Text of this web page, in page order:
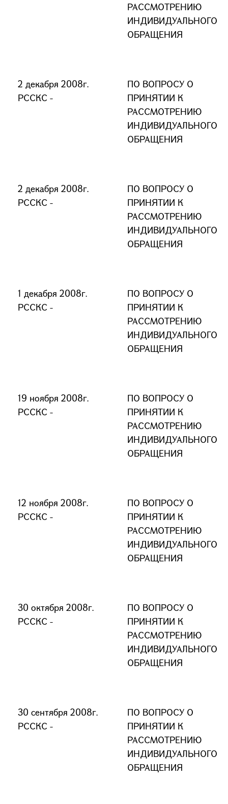
РАССМОТРЕНИЮ
ИНДИВИДУАЛЬНОГО
ОБРАЩЕНИЯ
2 декабря 2008г.
РССКС -
ПО ВОПРОСУ О
ПРИНЯТИИ К
РАССМОТРЕНИЮ
ИНДИВИДУАЛЬНОГО
ОБРАЩЕНИЯ
2 декабря 2008г.
РССКС -
ПО ВОПРОСУ О
ПРИНЯТИИ К
РАССМОТРЕНИЮ
ИНДИВИДУАЛЬНОГО
ОБРАЩЕНИЯ
1 декабря 2008г.
РССКС -
ПО ВОПРОСУ О
ПРИНЯТИИ К
РАССМОТРЕНИЮ
ИНДИВИДУАЛЬНОГО
ОБРАЩЕНИЯ
19 ноября 2008г.
РССКС -
ПО ВОПРОСУ О
ПРИНЯТИИ К
РАССМОТРЕНИЮ
ИНДИВИДУАЛЬНОГО
ОБРАЩЕНИЯ
12 ноября 2008г.
РССКС -
ПО ВОПРОСУ О
ПРИНЯТИИ К
РАССМОТРЕНИЮ
ИНДИВИДУАЛЬНОГО
ОБРАЩЕНИЯ
30 октября 2008г.
РССКС -
ПО ВОПРОСУ О
ПРИНЯТИИ К
РАССМОТРЕНИЮ
ИНДИВИДУАЛЬНОГО
ОБРАЩЕНИЯ
30 сентября 2008г.
РССКС -
ПО ВОПРОСУ О
ПРИНЯТИИ К
РАССМОТРЕНИЮ
ИНДИВИДУАЛЬНОГО
ОБРАЩЕНИЯ